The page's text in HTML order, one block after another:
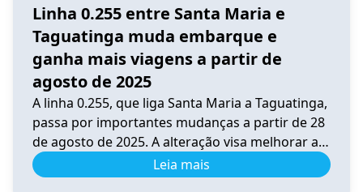
Linha 0.255 entre Santa Maria e
Taguatinga muda embarque e
ganha mais viagens a partir de
agosto de 2025
A linha 0.255, que liga Santa Maria a Taguatinga,
passa por importantes mudanças a partir de 28
de agosto de 2025. A alteração visa melhorar a
integração, a praticidade e o conforto dos
usuários do transporte público no Distrito
Leia mais